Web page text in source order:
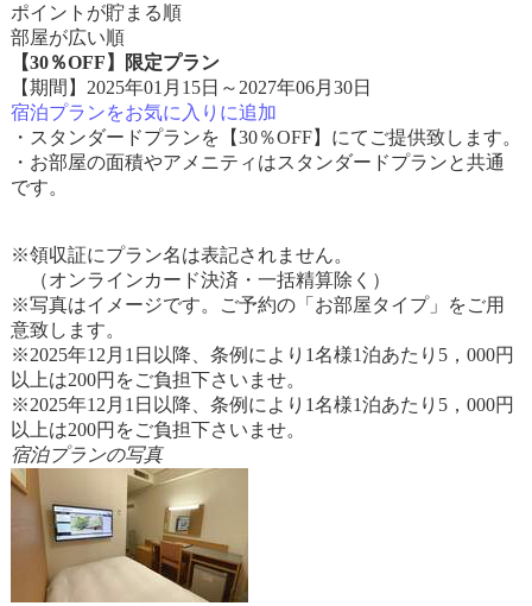
ポイントが貯まる順
部屋が広い順
【30％OFF】限定プラン
【期間】2025年01月15日～2027年06月30日
宿泊プランをお気に入りに追加
・スタンダードプランを【30％OFF】にてご提供致します。
・お部屋の面積やアメニティはスタンダードプランと共通
です。
※領収証にプラン名は表記されません。
（オンラインカード決済・一括精算除く）
※写真はイメージです。ご予約の「お部屋タイプ」をご用
意致します。
※2025年12月1日以降、条例により1名様1泊あたり5，000円
以上は200円をご負担下さいませ。
※2025年12月1日以降、条例により1名様1泊あたり5，000円
以上は200円をご負担下さいませ。
宿泊プランの写真